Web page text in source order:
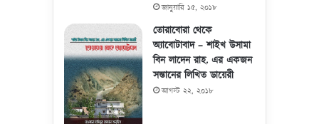
জানুয়ারি ১৫, ২০১৮
তোরাবোরা থেকে
অ্যাবোটাবাদ – শাইখ উসামা
বিন লাদেন রাহ. এর একজন
সন্তানের লিখিত ডায়েরী
আগস্ট ২২, ২০১৮